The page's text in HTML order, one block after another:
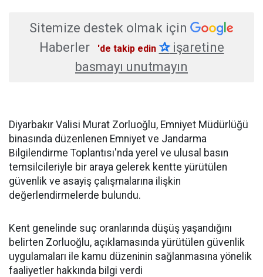
Sitemize destek olmak için
Haberler
'de takip edin ✰işaretine
basmayı unutmayın
Diyarbakır Valisi Murat Zorluoğlu, Emniyet Müdürlüğü
binasında düzenlenen Emniyet ve Jandarma
Bilgilendirme Toplantısı'nda yerel ve ulusal basın
temsilcileriyle bir araya gelerek kentte yürütülen
güvenlik ve asayiş çalışmalarına ilişkin
değerlendirmelerde bulundu.
Kent genelinde suç oranlarında düşüş yaşandığını
belirten Zorluoğlu, açıklamasında yürütülen güvenlik
uygulamaları ile kamu düzeninin sağlanmasına yönelik
faaliyetler hakkında bilgi verdi